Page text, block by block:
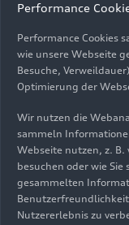
A3, 35 Jahre
Generation, 70
Monza, 70 Jahre
70 Jahre
Einen Überblick
2026“ gibt die
Performance
Performance Cookies
wie unsere Webseite
Besuche,
Optimierung der
Wir nutzen die
sammeln
Webseite nutzen, z. B.
besuchen oder wie Sie
gesammelten
Nutzererlebnis zu